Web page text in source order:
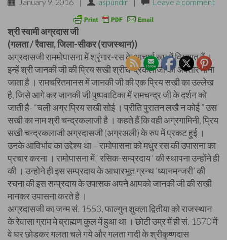
श्री स्वामी अग्रदास जी
(गलता / रैवासा, जिला-सीकर (राजस्थान))
अग्रदासजी राममोपासना में श्रृंगार-रस के आचार्य रूप में विख्यात हैं ।
इन्हें श्री जानकी जी की प्रिय सखी श्रीचन्द्रकलाजी का अवतार माना
जाता है । रामचरितमानस में जानकी जी की एक प्रिय सखी का उल्लेख
है, जिसे आगे कर जानकी जी पुष्पवाटिका में रामचन्द्र जी के दर्शन को
जाती है- “चली अग्र प्रिय सखी सोई । प्रीति पुरातन लखै न कोई ” उस
सखी का नाम श्री चन्द्रकलाजी है । कहते हैं कि वही अग्रगामिनी, प्रिय
सखी चन्द्रकलाजी अग्रदासजी (अग्रअली) के रुप में प्रकट हुई ।
उनके आविर्भाव का उद्देश्य था – रामोपासना को मधुर रस की उपासना का
प्रचार करना । रामोपासना में ‘ रसिक-सम्प्रदाय ‘ की स्थापना उन्होंने ही
की । उन्होने ही इस सम्प्रदाय के आधारभूत ग्रन्थ ‘ध्यानमन्जरी’ की
रचना की इस सम्प्रदाय के उपासक अपने आपको जानकी जी की सखी
मानकर उपासना करते है ।
अग्रदासजी का जन्म सं. 1553, फाल्गुन शुक्ला द्वितीया को राजस्थान
के रेवासा ग्राम मे ब्राह्मण कुल में हुआ था । छोटी उम्र में ही सं. 1570 में
वे घर छोडकर गलता चले गये और गलता गादी के श्रीकृष्णदास